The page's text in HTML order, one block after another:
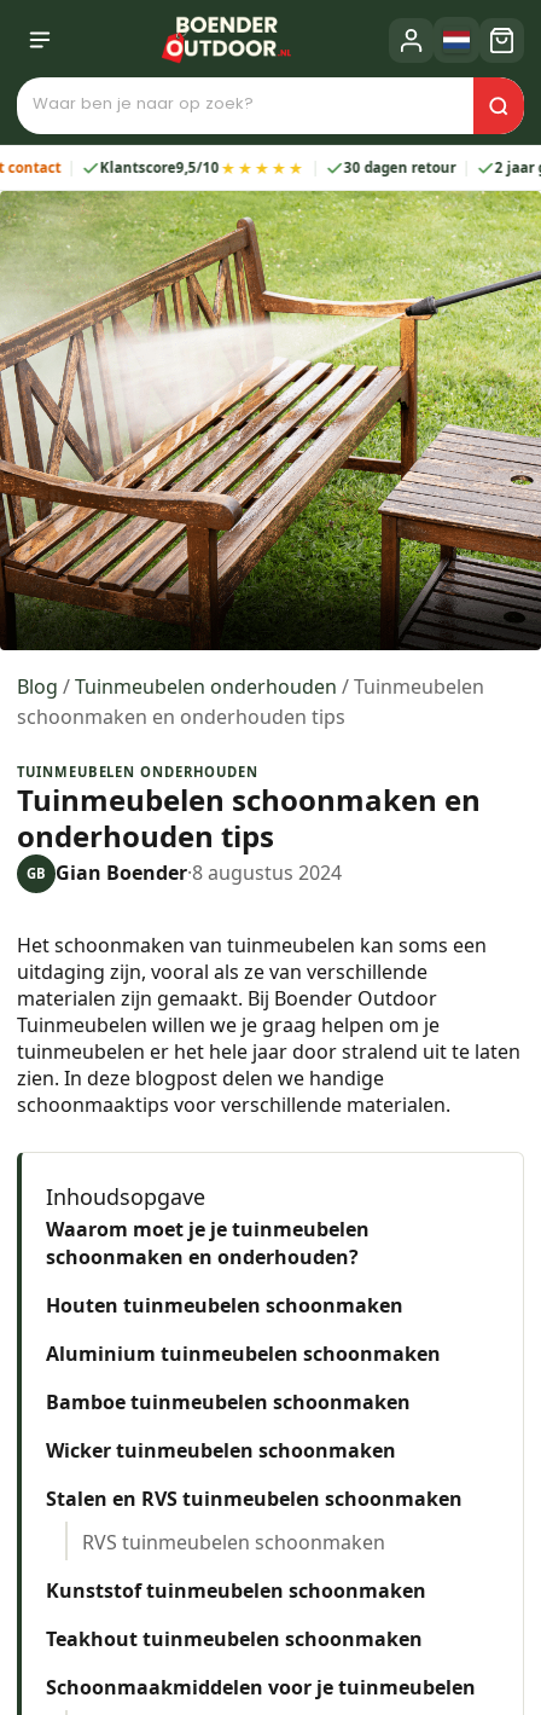
Klantscore9,5/10★★★★★ 30 dagen retour 2 jaar garantie
Blog /Tuinmeubelen onderhouden /Tuinmeubelen
schoonmaken en onderhouden tips
TUINMEUBELEN ONDERHOUDEN
Tuinmeubelen schoonmaken en
onderhouden tips
GB Gian Boender·8 augustus 2024
Het schoonmaken van tuinmeubelen kan soms een
uitdaging zijn, vooral als ze van verschillende
materialen zijn gemaakt. Bij Boender Outdoor
Tuinmeubelen willen we je graag helpen om je
tuinmeubelen er het hele jaar door stralend uit te laten
zien. In deze blogpost delen we handige
schoonmaaktips voor verschillende materialen.
Waarom moet je je tuinmeubelen
schoonmaken en onderhouden?
Houten tuinmeubelen schoonmaken
Aluminium tuinmeubelen schoonmaken
Bamboe tuinmeubelen schoonmaken
Wicker tuinmeubelen schoonmaken
Stalen en RVS tuinmeubelen schoonmaken
RVS tuinmeubelen schoonmaken
Kunststof tuinmeubelen schoonmaken
Teakhout tuinmeubelen schoonmaken
Schoonmaakmiddelen voor je tuinmeubelen